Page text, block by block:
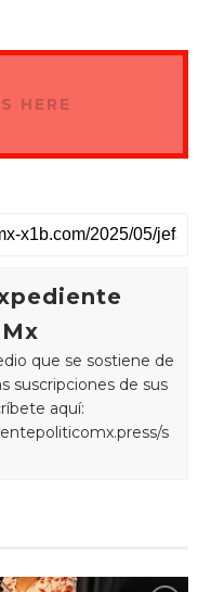
HERE
que se sostiene de
suscripciones de sus
aquí:
s